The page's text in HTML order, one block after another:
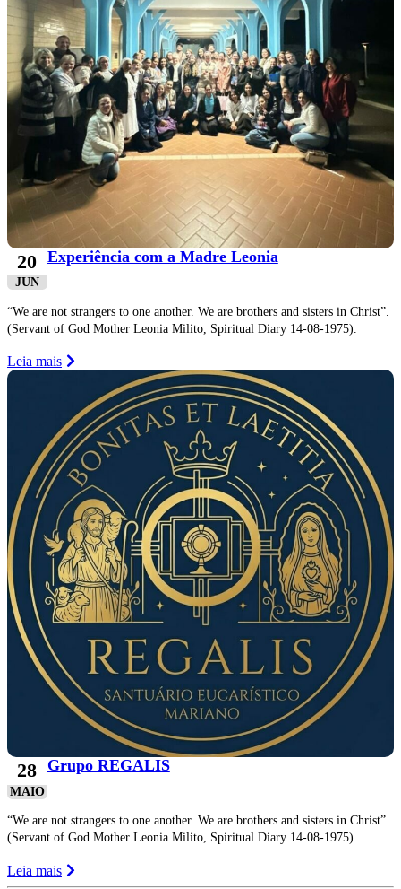
20
JUN
Experiência com a Madre Leonia
“We are not strangers to one another. We are brothers and sisters in Christ”.
(Servant of God Mother Leonia Milito, Spiritual Diary 14-08-1975).
Leia mais
28
MAIO
Grupo REGALIS
“We are not strangers to one another. We are brothers and sisters in Christ”.
(Servant of God Mother Leonia Milito, Spiritual Diary 14-08-1975).
Leia mais